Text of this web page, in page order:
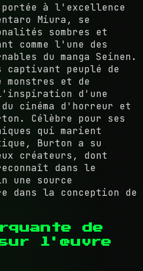
à l'excellence
Miura, se
sombres et
comme l'une des
du manga Seinen.
peuplé de
et de
d'une
cinéma d'horreur et
Célèbre pour ses
qui marient
Burton a su
créateurs, dont
dans le
une source
dans la conception de
de
l'œuvre